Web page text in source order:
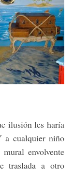
ilusión les haría
a cualquier niño
envolvente
traslada a otro